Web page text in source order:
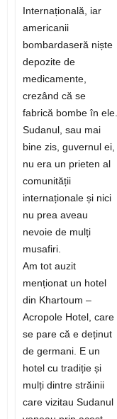
Internațională, iar
americanii
bombardaseră niște
depozite de
medicamente,
crezând că se
fabrică bombe în ele.
Sudanul, sau mai
bine zis, guvernul ei,
nu era un prieten al
comunității
internaționale și nici
nu prea aveau
nevoie de mulți
musafiri.
Am tot auzit
menționat un hotel
din Khartoum –
Acropole Hotel, care
se pare că e deținut
de germani. E un
hotel cu tradiție și
mulți dintre străinii
care vizitau Sudanul